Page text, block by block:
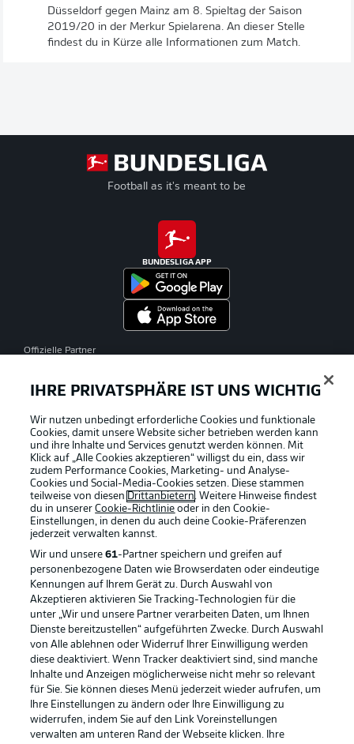
Düsseldorf gegen Mainz am 8. Spieltag der Saison
2019/20 in der Merkur Spielarena. An dieser Stelle
findest du in Kürze alle Informationen zum Match.
Football as it's meant to be
BUNDESLIGA APP
Offizielle Partner
Rechtliche Hinweise Voreinstellungen verwalten
Datenschutz Nutzungsbedingungen
Broadcaster Kontakt
Jobs Impressum
Partner Spieler
IHRE PRIVATSPHÄRE IST UNS WICHTIG
Wir nutzen unbedingt erforderliche Cookies und funktionale
Cookies, damit unsere Website sicher betrieben werden kann
und ihre Inhalte und Services genutzt werden können. Mit
Klick auf „Alle Cookies akzeptieren“ willigst du ein, dass wir
zudem Performance Cookies, Marketing- und Analyse-
Cookies und Social-Media-Cookies setzen. Diese stammen
teilweise von diesen Drittanbietern. Weitere Hinweise findest
du in unsererCookie-Richtlinie oder in den Cookie-
Einstellungen, in denen du auch deine Cookie-Präferenzen
jederzeit verwalten kannst.
Wir und unsere61-Partner speichern und greifen auf
personenbezogene Daten wie Browserdaten oder eindeutige
Kennungen auf Ihrem Gerät zu. Durch Auswahl von
Akzeptieren aktivieren Sie Tracking-Technologien für die
unter „Wir und unsere Partner verarbeiten Daten, um Ihnen
Dienste bereitzustellen“ aufgeführten Zwecke. Durch Auswahl
von Alle ablehnen oder Widerruf Ihrer Einwilligung werden
diese deaktiviert. Wenn Tracker deaktiviert sind, sind manche
Inhalte und Anzeigen möglicherweise nicht mehr so relevant
für Sie. Sie können dieses Menü jederzeit wieder aufrufen, um
Ihre Einstellungen zu ändern oder Ihre Einwilligung zu
widerrufen, indem Sie auf den Link Voreinstellungen
verwalten am unteren Rand der Webseite klicken. Ihre